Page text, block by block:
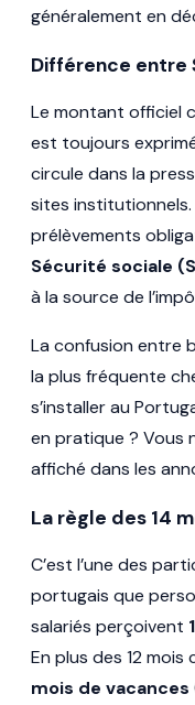
généralement en
Différence entre
Le montant officiel
est toujours
circule dans la
sites
prélèvements
Sécurité sociale
à la source de
La confusion entre
la plus fréquente
s’installer au
en pratique ? Vous
affiché dans les
La règle des 14
C’est l’une des
portugais que
salariés perçoivent
En plus des 12 mois
mois de vacances